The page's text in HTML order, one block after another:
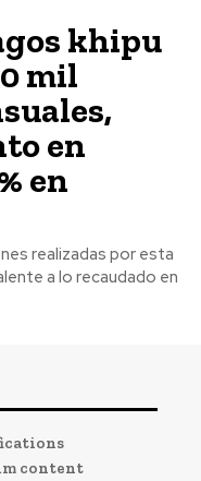
khipu
mil
en
en
realizadas por esta
a lo recaudado en
content